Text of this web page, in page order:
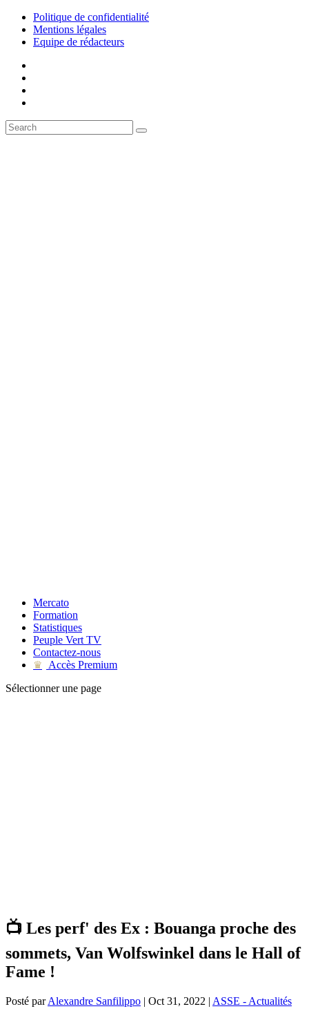
Politique de confidentialité
Mentions légales
Equipe de rédacteurs
Mercato
Formation
Statistiques
Peuple Vert TV
Contactez-nous
♛
Accès Premium
Sélectionner une page
📺 Les perf' des Ex : Bouanga proche des
sommets, Van Wolfswinkel dans le Hall of
Fame !
Posté parAlexandre Sanfilippo | Oct 31, 2022 | ASSE - Actualités